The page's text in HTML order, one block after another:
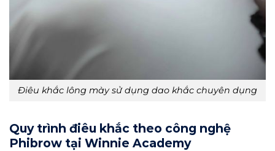
Điêu khắc lông mày sử dụng dao khắc chuyên dụng
Quy trình điêu khắc theo công nghệ
Phibrow tại Winnie Academy